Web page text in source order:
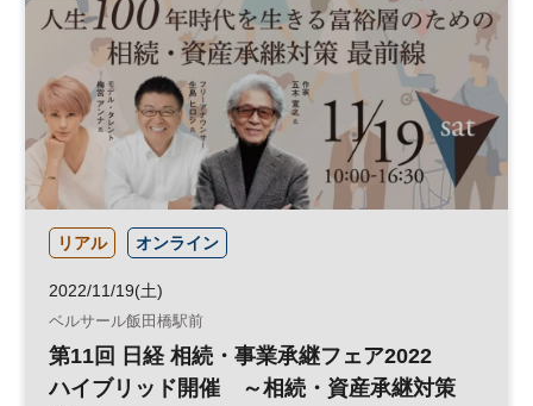
リアル オンライン
2022/11/19(土)
ベルサール飯田橋駅前
第11回 日経 相続・事業承継フェア2022
ハイブリッド開催 ～相続・資産承継対策